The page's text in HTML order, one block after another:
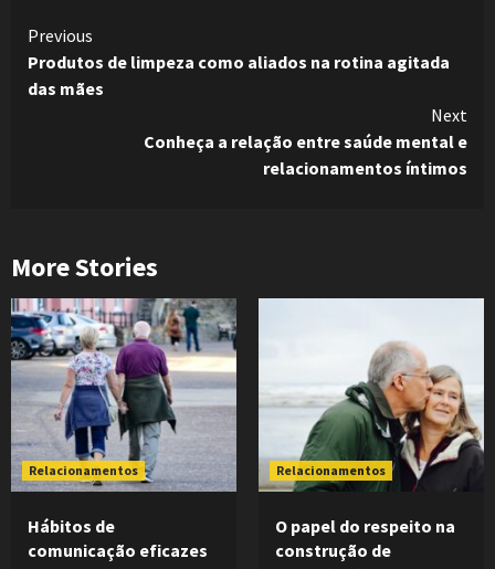
Continue
Reading
Previous
Produtos de limpeza como aliados na rotina agitada
das mães
Next
Conheça a relação entre saúde mental e
relacionamentos íntimos
More Stories
Relacionamentos
Hábitos de
comunicação eficazes
Relacionamentos
O papel do respeito na
construção de